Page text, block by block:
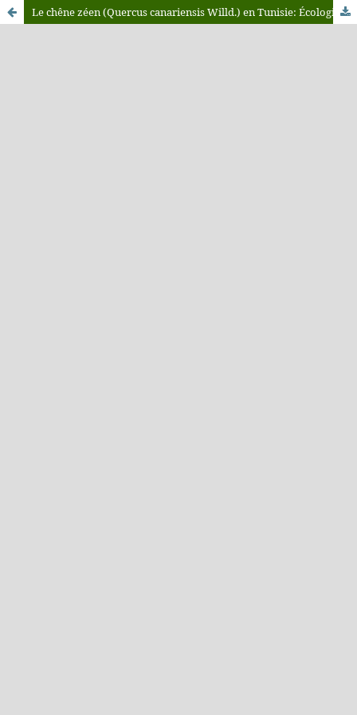
Le chêne zéen (Quercus canariensis Willd.) en Tunisie: Écologie, production, état de dégradation et les pratiques d’aménagement